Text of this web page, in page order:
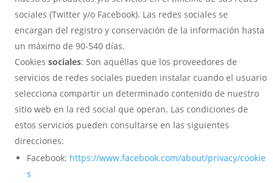
sociales (Twitter y/o Facebook). Las redes sociales se
encargan del registro y conservación de la información hasta
un máximo de 90-540 días.
Cookies sociales: Son aquéllas que los proveedores de
servicios de redes sociales pueden instalar cuando el usuario
selecciona compartir un determinado contenido de nuestro
sitio web en la red social que operan. Las condiciones de
estos servicios pueden consultarse en las siguientes
direcciones:
Facebook: https://www.facebook.com/about/privacy/cookie
s